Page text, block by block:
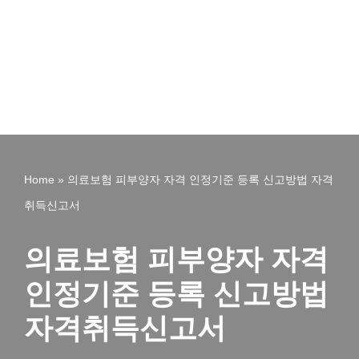
Home » 의료보험 피부양자 자격 인정기준 등록 신고방법 자격
취득신고서
의료보험 피부양자 자격
인정기준 등록 신고방법
자격취득신고서